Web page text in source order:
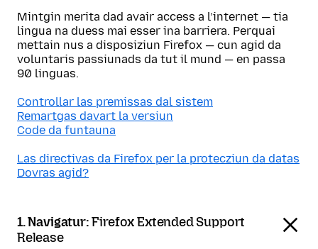
Mintgin merita dad avair access a l’internet — tia
lingua na duess mai esser ina barriera. Perquai
mettain nus a disposiziun Firefox — cun agid da
voluntaris passiunads da tut il mund — en passa
90 linguas.
Controllar las premissas dal sistem
Remartgas davart la versiun
Code da funtauna
Las directivas da Firefox per la protecziun da datas
Dovras agid?
1. Navigatur:Firefox Extended Support
Release